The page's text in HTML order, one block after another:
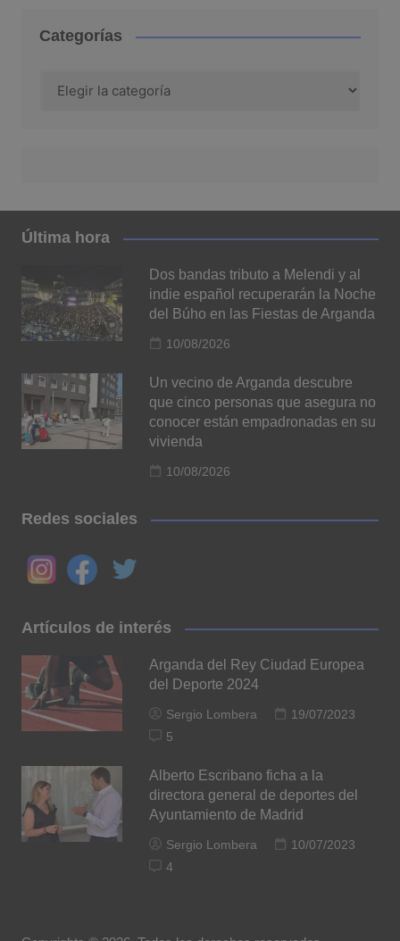
Categorías
Última hora
Dos bandas tributo a Melendi y al
indie español recuperarán la Noche
del Búho en las Fiestas de Arganda
10/08/2026
Un vecino de Arganda descubre
que cinco personas que asegura no
conocer están empadronadas en su
vivienda
10/08/2026
Redes sociales
Artículos de interés
Arganda del Rey Ciudad Europea
del Deporte 2024
Sergio Lombera
19/07/2023
5
Alberto Escribano ficha a la
directora general de deportes del
Ayuntamiento de Madrid
Sergio Lombera
10/07/2023
4